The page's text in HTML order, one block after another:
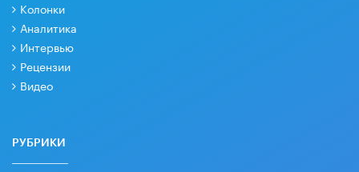
Колонки
Аналитика
Интервью
Рецензии
Видео
РУБРИКИ